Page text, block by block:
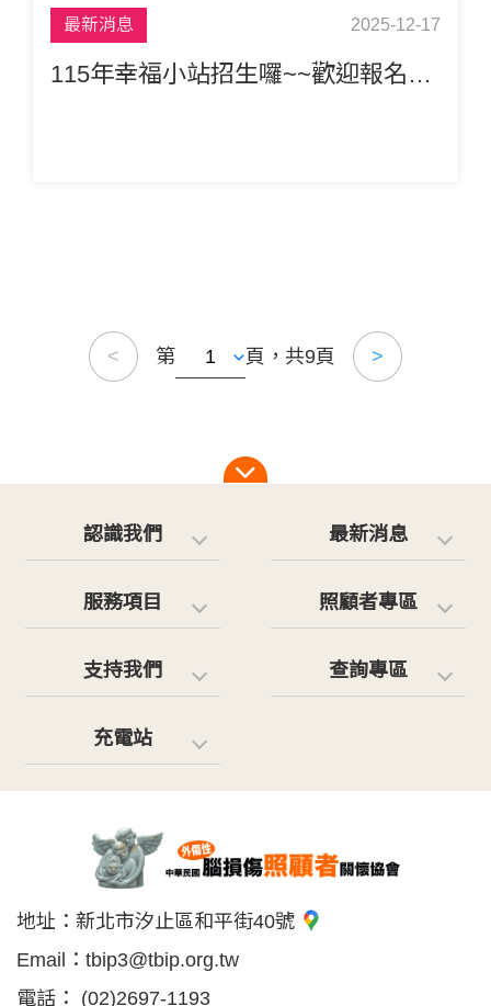
最新消息 2025-12-17
115年幸福小站招生囉~~歡迎報名參加
< 第 頁，共9頁 >
認識我們 最新消息
服務項目 照顧者專區
支持我們 查詢專區
充電站
地址： 新北市汐止區和平街40號
Email： tbip3@tbip.org.tw
電話：
(02)2697-1193